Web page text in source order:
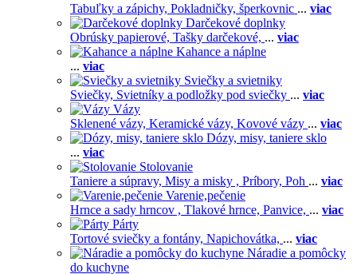
Tabuľky a zápichy, Pokladničky, šperkovnic ... viac
Darčekové doplnky
Obrúsky papierové, Tašky darčekové, ... viac
Kahance a náplne
... viac
Sviečky a svietniky
Sviečky, Svietníky a podložky pod sviečky ... viac
Vázy
Sklenené vázy, Keramické vázy, Kovové vázy ... viac
Dózy, misy, taniere sklo
... viac
Stolovanie
Taniere a súpravy, Misy a misky , Príbory, Poh ... viac
Varenie,pečenie
Hrnce a sady hrncov , Tlakové hrnce, Panvice, ... viac
Párty
Tortové sviečky a fontány, Napichovátka, ... viac
Náradie a pomôcky
do kuchyne